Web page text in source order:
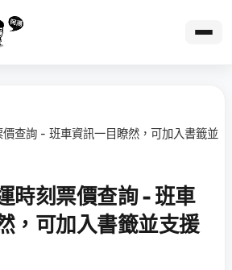
查詢 - 班車資訊一目瞭然，可加入書籤並
時刻票價查詢 - 班車
，可加入書籤並支援